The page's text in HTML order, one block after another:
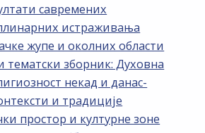
савремених
истраживања
жупе и околних области
зборник: Духовна
некад и данас-
и традиције
простор и културне зоне